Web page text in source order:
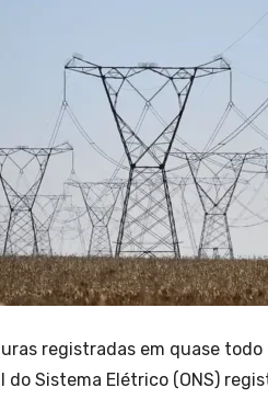
registradas em quase
do Sistema Elétrico (ONS)